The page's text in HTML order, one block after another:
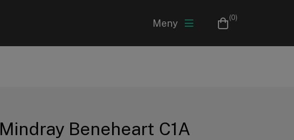
Meny
(0)
Mindray Beneheart C1A